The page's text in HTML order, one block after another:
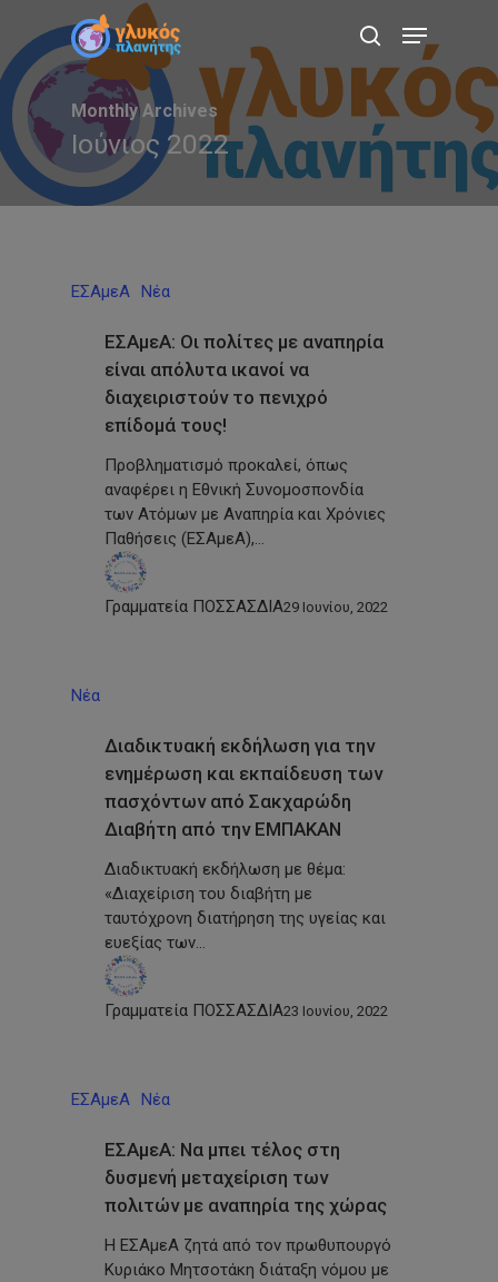
main
content
search
Menu
Monthly Archives
Ιούνιος 2022
ΕΣΑμεΑ Νέα
ΕΣΑμεΑ: Οι πολίτες με αναπηρία
είναι απόλυτα ικανοί να
διαχειριστούν το πενιχρό
επίδομά τους!
Προβληματισμό προκαλεί, όπως
αναφέρει η Εθνική Συνομοσπονδία
των Ατόμων με Αναπηρία και Χρόνιες
Παθήσεις (ΕΣΑμεΑ),…
Γραμματεία ΠΟΣΣΑΣΔΙΑ29 Ιουνίου, 2022
Νέα
Διαδικτυακή εκδήλωση για την
ενημέρωση και εκπαίδευση των
πασχόντων από Σακχαρώδη
Διαβήτη από την ΕΜΠΑΚΑΝ
Διαδικτυακή εκδήλωση με θέμα:
«Διαχείριση του διαβήτη με
ταυτόχρονη διατήρηση της υγείας και
ευεξίας των…
Γραμματεία ΠΟΣΣΑΣΔΙΑ23 Ιουνίου, 2022
ΕΣΑμεΑ Νέα
ΕΣΑμεΑ: Να μπει τέλος στη
δυσμενή μεταχείριση των
πολιτών με αναπηρία της χώρας
Η ΕΣΑμεΑ ζητά από τον πρωθυπουργό
Κυριάκο Μητσοτάκη διάταξη νόμου με